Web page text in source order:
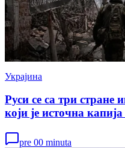
Украјина
Руси се са три стране
који је источна
pre 00 minuta